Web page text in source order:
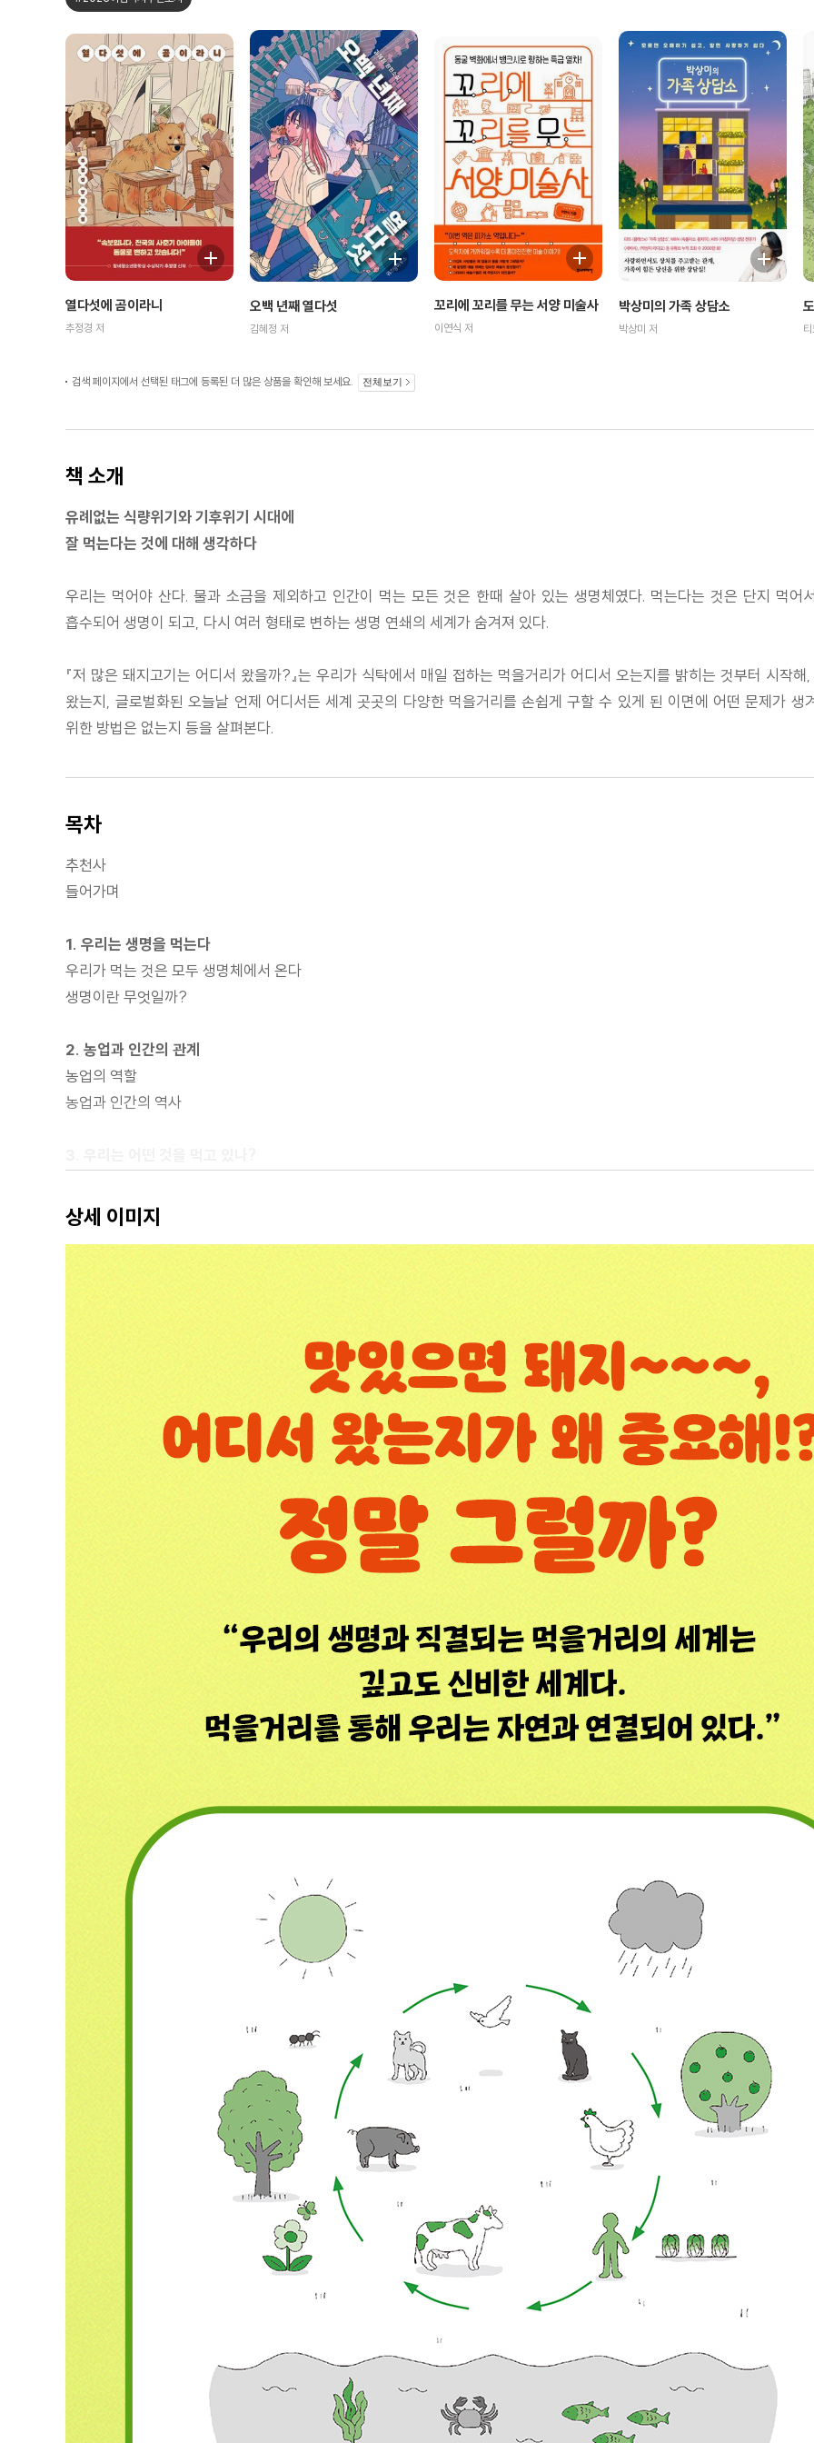
열다섯에 곰이라니
추정경 저
오백 년째 열다섯
김혜정 저
꼬리에 꼬리를 무는 서양 미술사
이연식 저
박상미의 가족 상담소
박상미 저
검색 페이지에서 선택된 태그에 등록된 더 많은 상품을 확인해 보세요. 전체보기
책 소개
유례없는 식량위기와 기후위기 시대에
잘 먹는다는 것에 대해 생각하다
우리는 먹어야 산다. 물과 소금을 제외하고 인간이 먹는 모든 것은 한때 살아 있는 생명체였다. 먹는다는 것은 단지 먹
흡수되어 생명이 되고, 다시 여러 형태로 변하는 생명 연쇄의 세계가 숨겨져 있다.
『저 많은 돼지고기는 어디서 왔을까?』는 우리가 식탁에서 매일 접하는 먹을거리가 어디서 오는지를 밝히는 것부터 시작
왔는지, 글로벌화된 오늘날 언제 어디서든 세계 곳곳의 다양한 먹을거리를 손쉽게 구할 수 있게 된 이면에 어떤 문제가
위한 방법은 없는지 등을 살펴본다.
목차
추천사
들어가며
1. 우리는 생명을 먹는다
우리가 먹는 것은 모두 생명체에서 온다
생명이란 무엇일까?
2. 농업과 인간의 관계
농업의 역할
농업과 인간의 역사
오늘날의 식생활은 과거와 얼마나 다를까?
편리하고 풍족하게 먹을 수 있으면 다 좋을까?
4. 글로벌 시대의 먹거리
5. 먹는 방식을 바꾸면 미래가 달라진다
지금은 에코 다이어트를 실천할 때
생태계를 살리는 ‘먹을 수 있는 경관’ 운동
먹는 것으로 자연의 일부가 되는 우리
상세 이미지